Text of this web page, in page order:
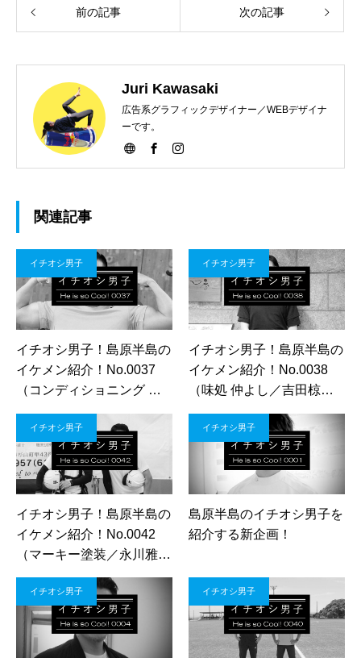
前の記事 次の記事
Juri Kawasaki
広告系グラフィックデザイナー／WEBデザイナ
ーです。
関連記事
イチオシ男子
イチオシ男子！島原半島の
イケメン紹介！No.0037
（コンディショニング ア
ん）
イチオシ男子
イチオシ男子！島原半島の
イケメン紹介！No.0038
（味処 仲よし／吉田椋さ
イチオシ男子
イチオシ男子！島原半島の
イケメン紹介！No.0042
（マーキー塗装／永川雅樹
さん・松田翼さん）
イチオシ男子
島原半島のイチオシ男子を
紹介する新企画！
イチオシ男子 イチオシ男子